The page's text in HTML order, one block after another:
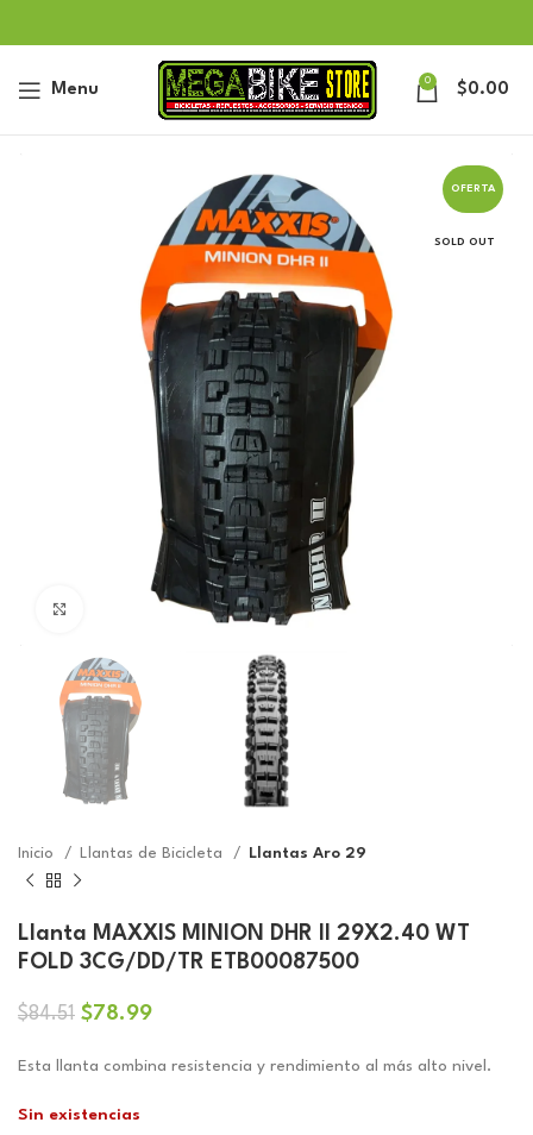
Menu 0 $0.00
OFERTA
SOLD OUT
Click to enlarge
Inicio Llantas de Bicicleta Llantas Aro 29
Llanta MAXXIS MINION DHR II 29X2.40 WT
FOLD 3CG/DD/TR ETB00087500
$84.51 El
original
$84.51.
$78.99El
actual
Esta llanta combina resistencia y rendimiento al más alto nivel.
Sin existencias